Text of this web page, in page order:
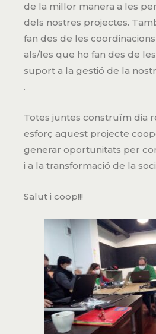
de la millor manera a les
dels nostres projectes.
fan des de les
als/les que ho fan des de
suport a la gestió de la
.
Totes juntes construïm dia
esforç aquest projecte
generar oportunitats per
i a la transformació de la
Salut i coop!!!